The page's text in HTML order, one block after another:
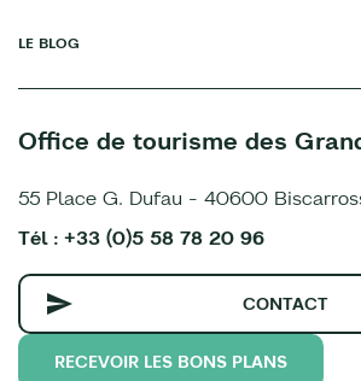
LE BLOG
Office de tourisme des
55 Place G. Dufau - 40600
Tél : +33 (0)5 58 78 20 96
CONTACT
RECEVOIR LES BONS PLANS